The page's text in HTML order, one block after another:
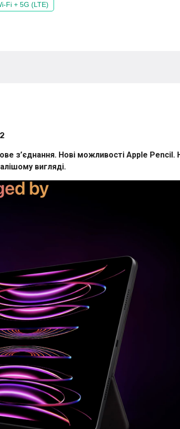
Fi + 5G (LTE)
з’єднання. Нові можливості Apple Pencil.
вигляді.